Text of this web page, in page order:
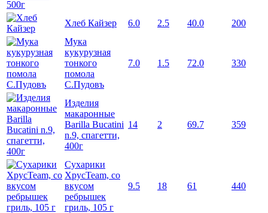
Хлеб Кайзер 6.0 2.5 40.0
200
Мука
кукурузная
тонкого
помола
С.Пудовъ
7.0 1.5 72.0 330
Изделия
макаронные
Barilla Bucatini
n.9, спагетти,
400г
14 2 69.7 359
Сухарики
ХрусTeam, со
вкусом
ребрышек
гриль, 105 г
9.5 18 61 440